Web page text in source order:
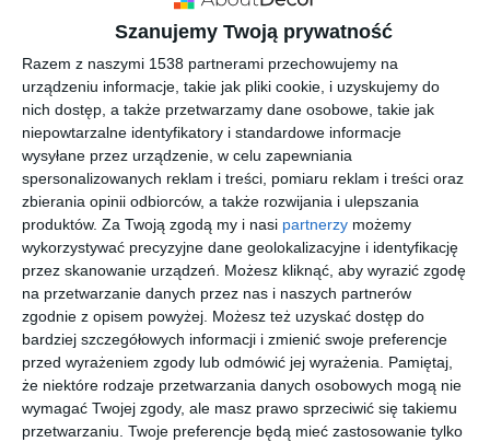
Szanujemy Twoją prywatność
Razem z naszymi 1538 partnerami przechowujemy na
urządzeniu informacje, takie jak pliki cookie, i uzyskujemy do
nich dostęp, a także przetwarzamy dane osobowe, takie jak
niepowtarzalne identyfikatory i standardowe informacje
wysyłane przez urządzenie, w celu zapewniania
spersonalizowanych reklam i treści, pomiaru reklam i treści oraz
zbierania opinii odbiorców, a także rozwijania i ulepszania
produktów. Za Twoją zgodą my i nasi partnerzy możemy
wykorzystywać precyzyjne dane geolokalizacyjne i identyfikację
przez skanowanie urządzeń. Możesz kliknąć, aby wyrazić zgodę
na przetwarzanie danych przez nas i naszych partnerów
zgodnie z opisem powyżej. Możesz też uzyskać dostęp do
bardziej szczegółowych informacji i zmienić swoje preferencje
przed wyrażeniem zgody lub odmówić jej wyrażenia.
Pamiętaj,
że niektóre rodzaje przetwarzania danych osobowych mogą nie
wymagać Twojej zgody, ale masz prawo sprzeciwić się takiemu
przetwarzaniu. Twoje preferencje będą mieć zastosowanie tylko
INSPIRACJA
Garderoba połączona z
łazienką i sypialnią
Aranżacja sypialni z garderobą w nowoczesnym stylu z
szarościami i w stonowanej kolorystyce z dodatkami złota.
AUTOR:KS Projekt
DODAJ DO ULUBIONYCH
UDOSTĘPNIJ
Pozostałe zdjęcia w projekcie:Projekt sypialni i garderoby
w stonowanej kolorystyce z dodatkami złota